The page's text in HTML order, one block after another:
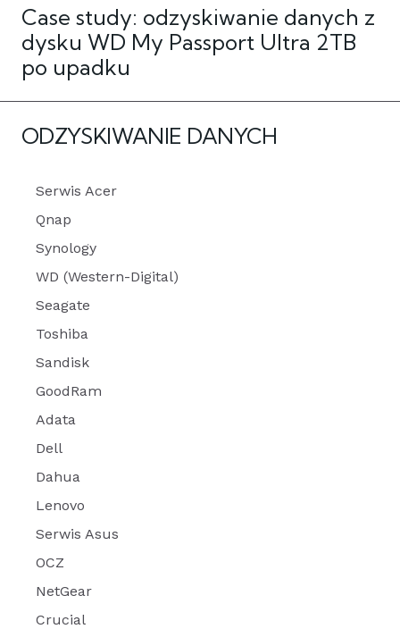
Case study: odzyskiwanie danych z
dysku WD My Passport Ultra 2TB
po upadku
ODZYSKIWANIE DANYCH
Serwis Acer
Qnap
Synology
WD (Western-Digital)
Seagate
Toshiba
Sandisk
GoodRam
Adata
Dell
Dahua
Lenovo
Serwis Asus
OCZ
NetGear
Crucial